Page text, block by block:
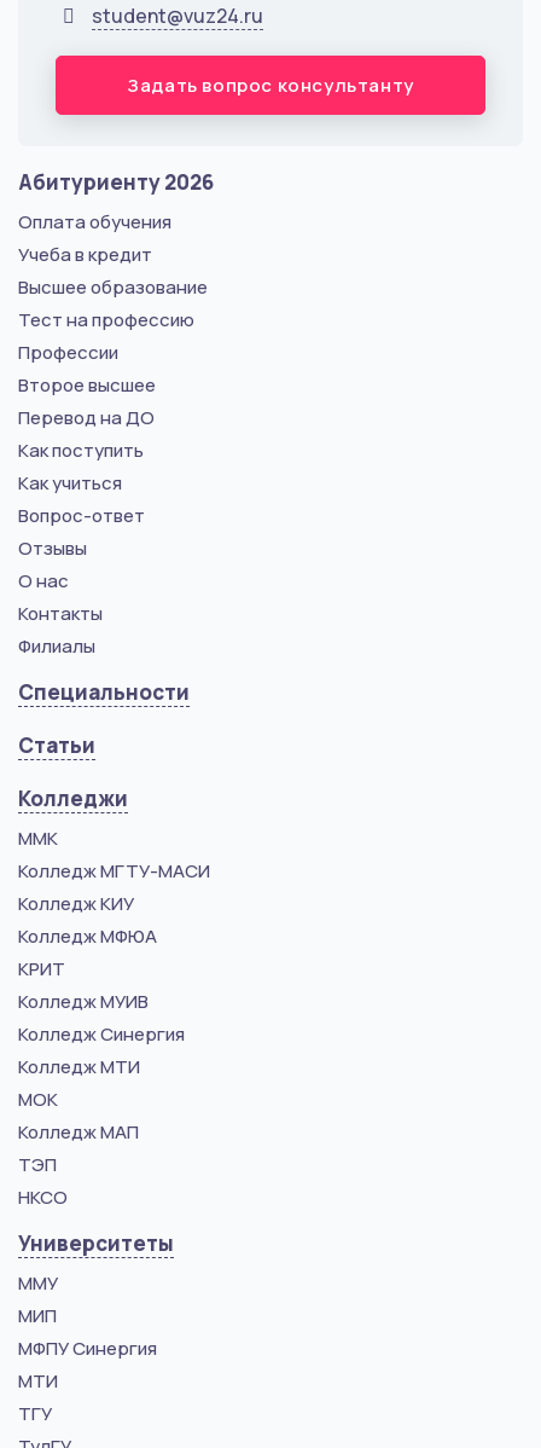
student@vuz24.ru
Задать вопрос консультанту
Абитуриенту 2026
Оплата обучения
Учеба в кредит
Высшее образование
Тест на профессию
Профессии
Второе высшее
Перевод на ДО
Как поступить
Как учиться
Вопрос-ответ
Отзывы
О нас
Контакты
Филиалы
Специальности
Статьи
Колледжи
ММК
Колледж МГТУ-МАСИ
Колледж КИУ
Колледж МФЮА
КРИТ
Колледж МУИВ
Колледж Синергия
Колледж МТИ
МОК
Колледж МАП
ТЭП
НКСО
Университеты
ММУ
МИП
МФПУ Синергия
МТИ
ТГУ